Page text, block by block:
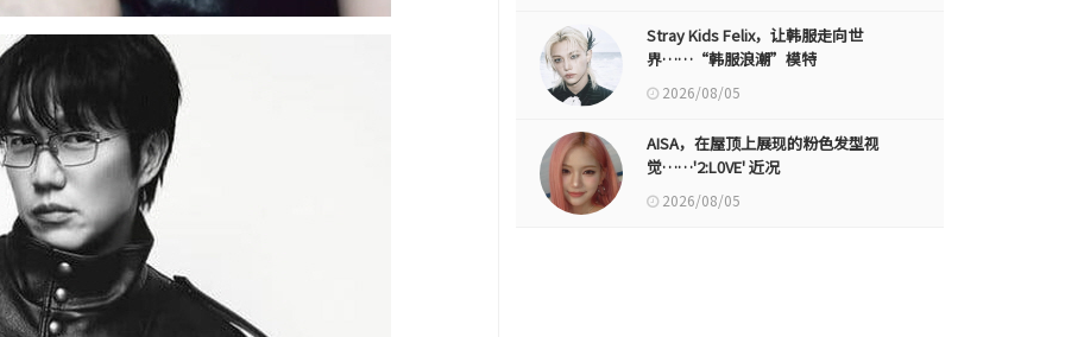
Stray Kids Felix，让韩服走向世
界……“韩服浪潮”模特
2026/08/05
AISA，在屋顶上展现的粉色发型视
觉……'2:L0VE' 近况
2026/08/05